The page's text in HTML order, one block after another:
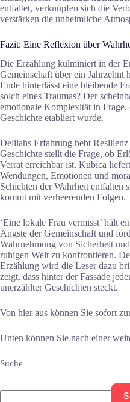
entfaltet, verknüpfen sich die
verstärken die unheimliche
Fazit: Eine Reflexion über
Die Erzählung kulminiert in der
Gemeinschaft über ein Jahrzehnt
Ende hinterlässt eine bleibende
solch eines Traumas? Der
emotionale Komplexität in Frage,
Geschichte etabliert wurde.
Delilahs Erfahrung hebt
Geschichte stellt die Frage, ob
Verrat erreichbar ist. Kubica
Wendungen, Emotionen und
Schichten der Wahrheit entfalten
kommt mit verheerenden Folgen.
‘Eine lokale Frau vermisst’ hält
Ängste der Gemeinschaft und
Wahrnehmung von Sicherheit
ruhigen Welt zu konfrontieren.
Erzählung wird die Leser dazu
zeigt, dass hinter der Fassade
unerzählter Geschichten steckt.
Von hier aus können Sie sofort
Unten können Sie nach einer
Suche